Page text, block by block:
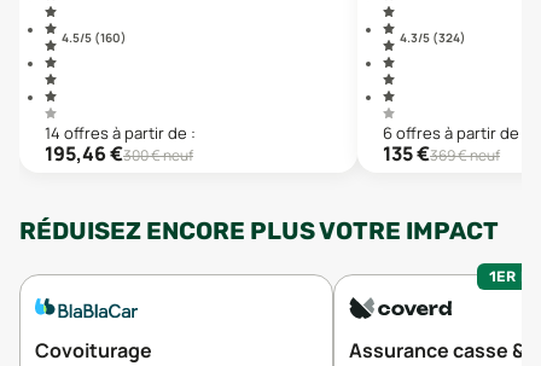
4.5/5 (160)
14 offresà partir de :
195,46€300€ neuf
4.3/5 (324)
6offresà partir de :
135€369€ neuf
RÉDUISEZ ENCORE PLUS VOTRE IMPACT
Covoiturage
1ER
Assurance casse &